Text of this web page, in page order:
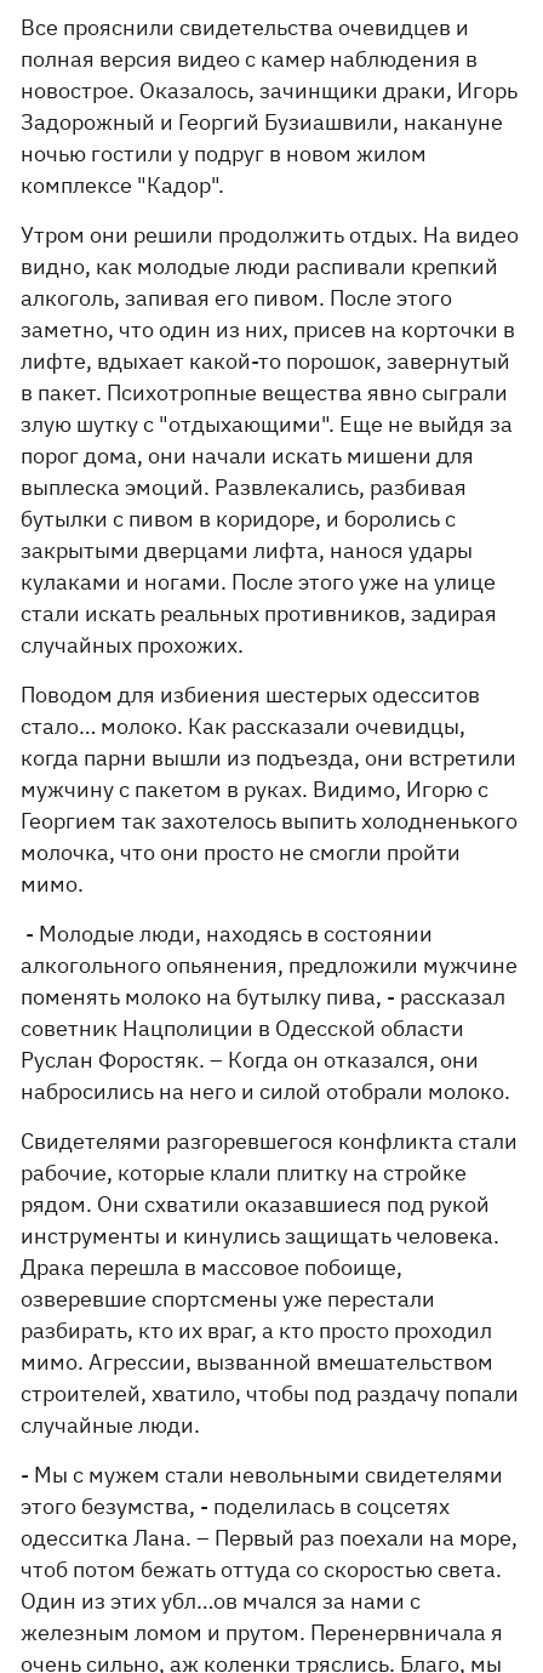
Все прояснили свидетельства очевидцев и
полная версия видео с камер наблюдения в
новострое. Оказалось, зачинщики драки, Игорь
Задорожный и Георгий Бузиашвили, накануне
ночью гостили у подруг в новом жилом
комплексе "Кадор".
Утром они решили продолжить отдых. На видео
видно, как молодые люди распивали крепкий
алкоголь, запивая его пивом. После этого
заметно, что один из них, присев на корточки в
лифте, вдыхает какой-то порошок, завернутый
в пакет. Психотропные вещества явно сыграли
злую шутку с "отдыхающими". Еще не выйдя за
порог дома, они начали искать мишени для
выплеска эмоций. Развлекались, разбивая
бутылки с пивом в коридоре, и боролись с
закрытыми дверцами лифта, нанося удары
кулаками и ногами. После этого уже на улице
стали искать реальных противников, задирая
случайных прохожих.
Поводом для избиения шестерых одесситов
стало… молоко. Как рассказали очевидцы,
когда парни вышли из подъезда, они встретили
мужчину с пакетом в руках. Видимо, Игорю с
Георгием так захотелось выпить холодненького
молочка, что они просто не смогли пройти
мимо.
- Молодые люди, находясь в состоянии
алкогольного опьянения, предложили мужчине
поменять молоко на бутылку пива, - рассказал
советник Нацполиции в Одесской области
Руслан Форостяк. – Когда он отказался, они
набросились на него и силой отобрали молоко.
Свидетелями разгоревшегося конфликта стали
рабочие, которые клали плитку на стройке
рядом. Они схватили оказавшиеся под рукой
инструменты и кинулись защищать человека.
Драка перешла в массовое побоище,
озверевшие спортсмены уже перестали
разбирать, кто их враг, а кто просто проходил
мимо. Агрессии, вызванной вмешательством
строителей, хватило, чтобы под раздачу попали
случайные люди.
- Мы с мужем стали невольными свидетелями
этого безумства, - поделилась в соцсетях
одесситка Лана. – Первый раз поехали на море,
чтоб потом бежать оттуда со скоростью света.
Один из этих убл…ов мчался за нами с
железным ломом и прутом. Перенервничала я
очень сильно, аж коленки тряслись. Благо, мы